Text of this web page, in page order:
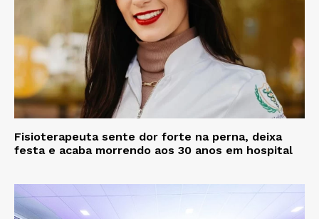
Fisioterapeuta sente dor forte na perna, deixa
festa e acaba morrendo aos 30 anos em hospital